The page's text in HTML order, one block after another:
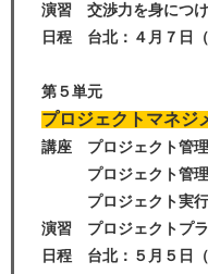
演習 交渉力を身につ
日程 台北：４月７日（
第５単元
プロジェクトマネジ
講座 プロジェクト管
プロジェクト管理
プロジェクト実行
演習 プロジェクトプ
日程 台北：５ 月５日（